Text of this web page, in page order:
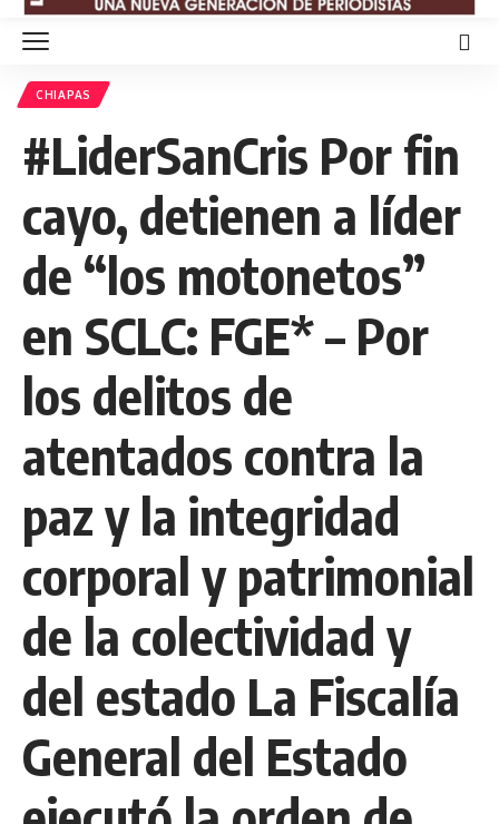
CHIAPAS
#LiderSanCris Por fin
cayo, detienen a líder
de “los motonetos”
en SCLC: FGE* – Por
los delitos de
atentados contra la
paz y la integridad
corporal y patrimonial
de la colectividad y
del estado La Fiscalía
General del Estado